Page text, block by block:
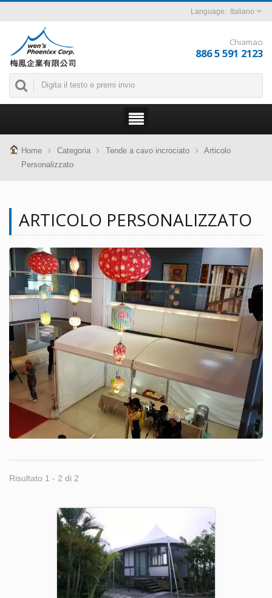
Italiano
Chiamaci
886 5 591 2123
Home Categoria Tende a cavo incrociato
Articolo
Personalizzato
ARTICOLO PERSONALIZZATO
Risultato 1 - 2 di 2